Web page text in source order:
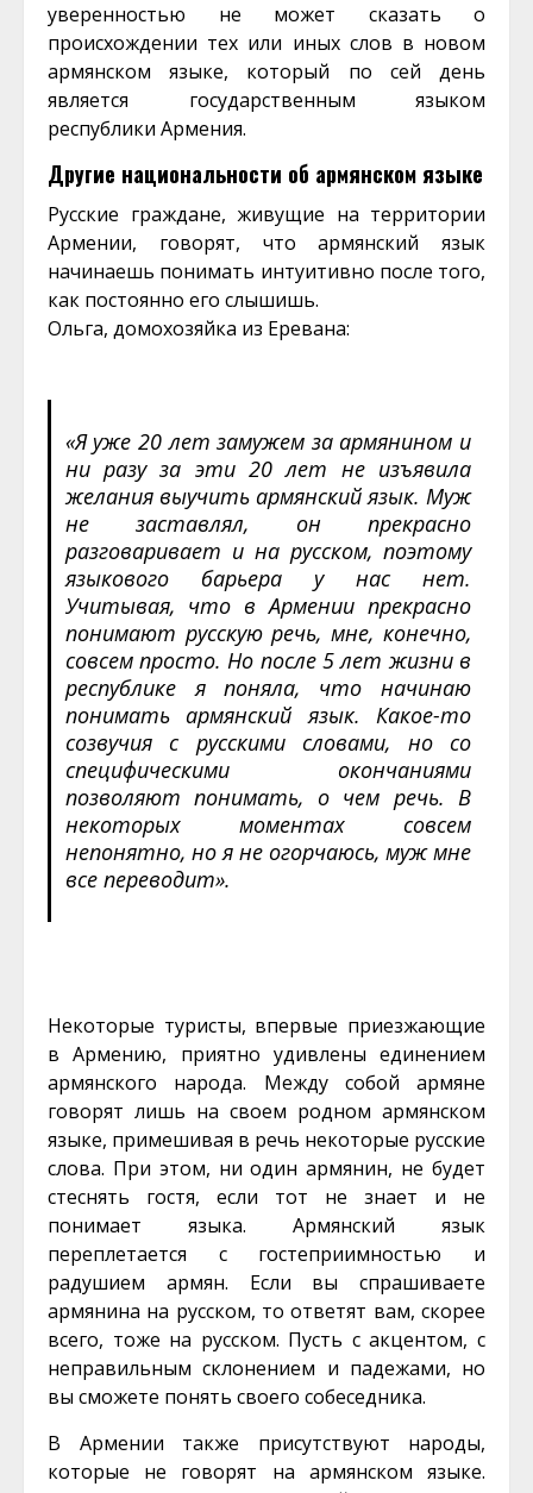
уверенностью не может сказать о
происхождении тех или иных слов в новом
армянском языке, который по сей день
является государственным языком
республики Армения.
Другие национальности об армянском языке
Русские граждане, живущие на территории
Армении, говорят, что армянский язык
начинаешь понимать интуитивно после того,
как постоянно его слышишь.
Ольга, домохозяйка из Еревана:
«Я уже 20 лет замужем за армянином и
ни разу за эти 20 лет не изъявила
желания выучить армянский язык. Муж
не заставлял, он прекрасно
разговаривает и на русском, поэтому
языкового барьера у нас нет.
Учитывая, что в Армении прекрасно
понимают русскую речь, мне, конечно,
совсем просто. Но после 5 лет жизни в
республике я поняла, что начинаю
понимать армянский язык. Какое-то
созвучия с русскими словами, но со
специфическими окончаниями
позволяют понимать, о чем речь. В
некоторых моментах совсем
непонятно, но я не огорчаюсь, муж мне
все переводит».
Некоторые туристы, впервые приезжающие
в Армению, приятно удивлены единением
армянского народа. Между собой армяне
говорят лишь на своем родном армянском
языке, примешивая в речь некоторые русские
слова. При этом, ни один армянин, не будет
стеснять гостя, если тот не знает и не
понимает языка. Армянский язык
переплетается с гостеприимностью и
радушием армян. Если вы спрашиваете
армянина на русском, то ответят вам, скорее
всего, тоже на русском. Пусть с акцентом, с
неправильным склонением и падежами, но
вы сможете понять своего собеседника.
В Армении также присутствуют народы,
которые не говорят на армянском языке.